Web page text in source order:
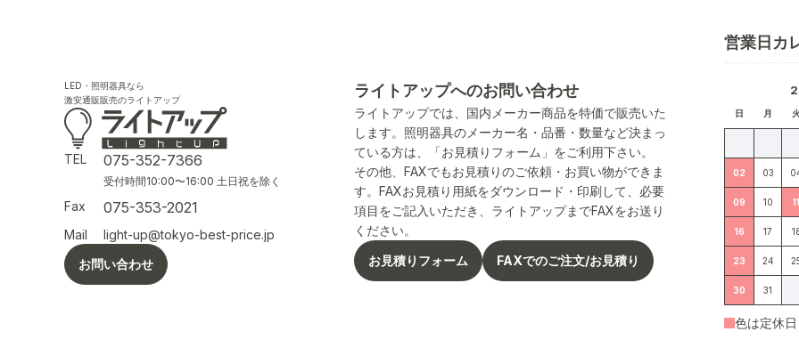
LED・照明器具なら
激安通販販売のライトアップ
TEL 075-352-7366
受付時間10:00〜16:00 土日祝を除く
Fax 075-353-2021
Mail
light-up@tokyo-best-price.jp
お問い合わせ
ライトアップへのお問い合わせ
ライトアップでは、国内メーカー商品を特価で販売いた
します。照明器具のメーカー名・品番・数量など決まっ
ている方は、「お見積りフォーム」をご利用下さい。
その他、FAXでもお見積りのご依頼・お買い物ができま
す。FAXお見積り用紙をダウンロード・印刷して、必要
項目をご記入いただき、ライトアップまでFAXをお送り
ください。
お見積りフォーム
FAXでのご注文/お見積り
営業日カ
日 月 火
02 03
09 10 11
16 17
23 24
30 31
色は定休日